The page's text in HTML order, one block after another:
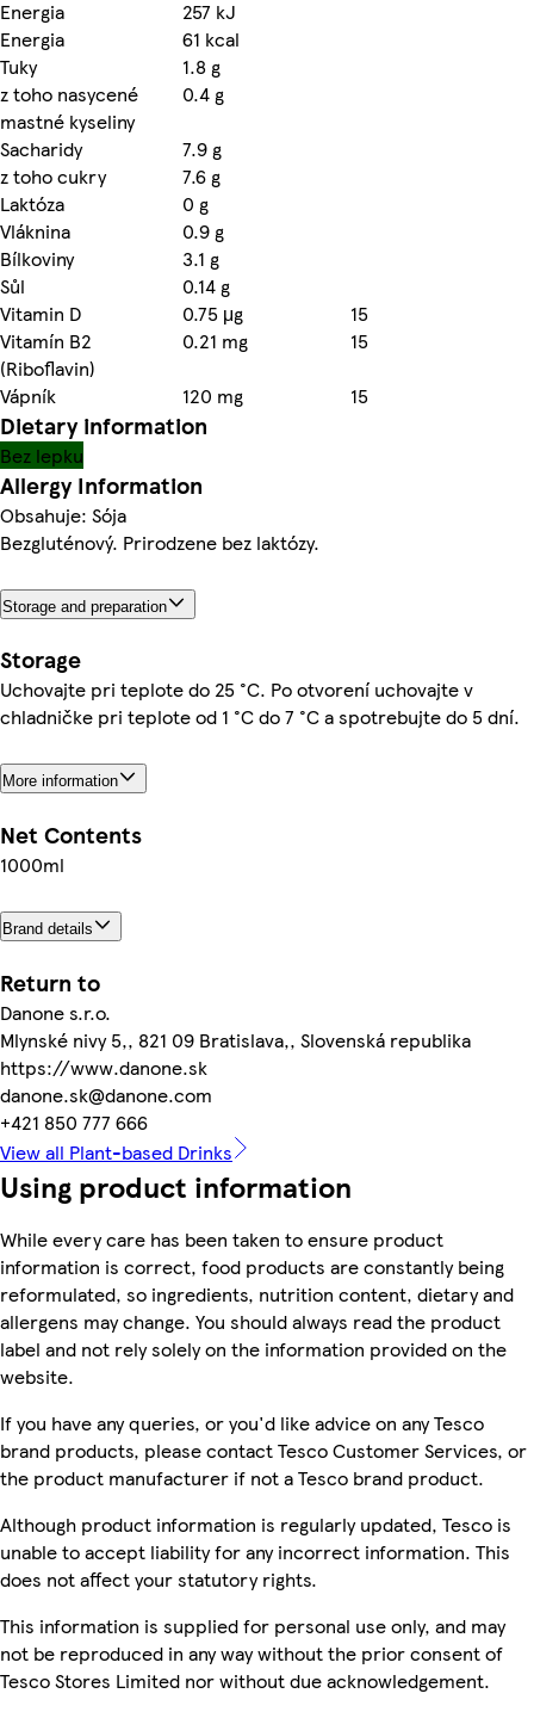
Energia
257 kJ
Energia
61 kcal
Tuky
1.8 g
z toho nasycené
mastné kyseliny
0.4 g
Sacharidy
7.9 g
z toho cukry
7.6 g
Laktóza
0 g
Vláknina
0.9 g
Bílkoviny
3.1 g
Sůl
0.14 g
Vitamin D
0.75 μg
15
Vitamín B2
(Riboflavin)
0.21 mg
15
Vápník
120 mg 15
Dietary information
Bez lepku
Allergy Information
Obsahuje: Sója
Bezgluténový. Prirodzene bez laktózy.
Storage and preparation
Storage
Uchovajte pri teplote do 25 °C. Po otvorení uchovajte v
chladničke pri teplote od 1 °C do 7 °C a spotrebujte do 5 dní.
More information
Net Contents
1000ml
Brand details
Return to
Danone s.r.o.
Mlynské nivy 5,, 821 09 Bratislava,, Slovenská republika
https://www.danone.sk
danone.sk@danone.com
+421 850 777 666
View all Plant-based Drinks
Using product information
While every care has been taken to ensure product
information is correct, food products are constantly being
reformulated, so ingredients, nutrition content, dietary and
allergens may change. You should always read the product
label and not rely solely on the information provided on the
website.
If you have any queries, or you'd like advice on any Tesco
brand products, please contact Tesco Customer Services, or
the product manufacturer if not a Tesco brand product.
Although product information is regularly updated, Tesco is
unable to accept liability for any incorrect information. This
does not affect your statutory rights.
This information is supplied for personal use only, and may
not be reproduced in any way without the prior consent of
Tesco Stores Limited nor without due acknowledgement.